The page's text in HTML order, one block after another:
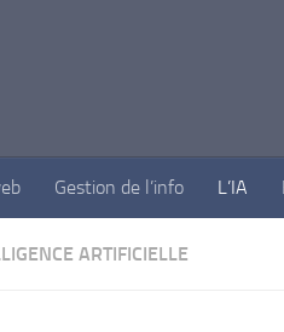
Gestion de l’info L’IA
ARTIFICIELLE